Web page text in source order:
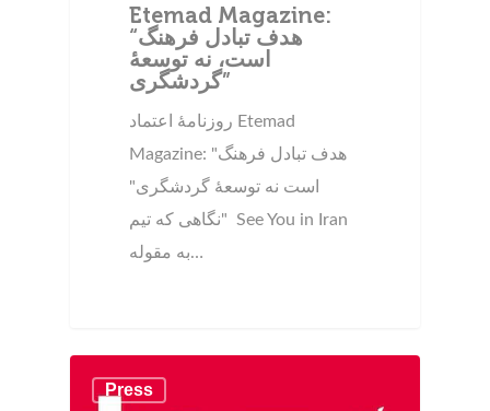
Etemad Magazine:
“هدف تبادل فرهنگ
است، نه توسعهٔ
گردشگری”
روزنامهٔ اعتماد Etemad
Magazine: "هدف تبادل فرهنگ
است نه توسعهٔ گردشگری"
"نگاهی که تیم See You in Iran
به مقوله…
Press